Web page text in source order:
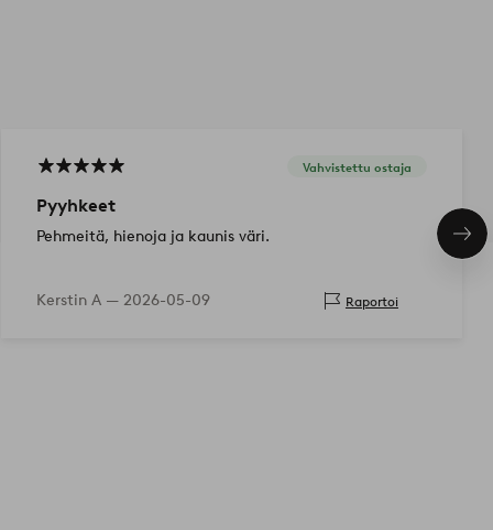
Vahvistettu ostaja
Pyyhkeet
Pehmeitä, hienoja ja kaunis väri.
Kerstin A — 2026-05-09 Raportoi